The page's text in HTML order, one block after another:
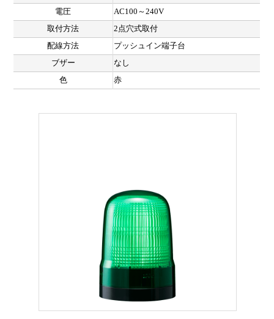
電圧
AC100～240V
取付方法
2点穴式取付
配線方法
プッシュイン端子台
ブザー
なし
色
赤